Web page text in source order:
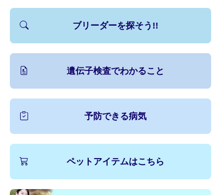
ブリーダーを探そう!!
遺伝子検査でわかること
予防できる病気
ペットアイテムはこちら